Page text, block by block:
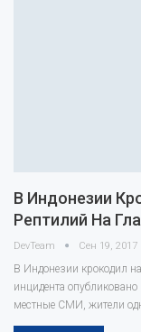
В Индонезии
Рептилий На
DevTeam Сен 19, 2017
В Индонезии крокодил
инцидента
местные СМИ, жители